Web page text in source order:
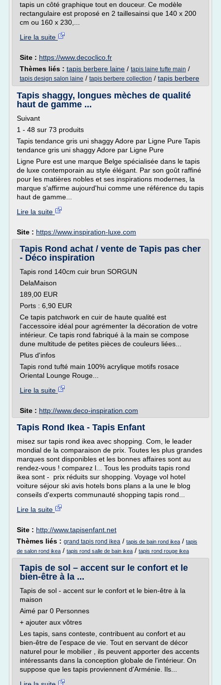
tapis un côté graphique tout en douceur. Ce modèle
rectangulaire est proposé en 2 taillesainsi que 140 x 200
cm ou 160 x 230,...
Lire la suite
Site : https://www.decoclico.fr
Thèmes liés : tapis berbere laine / tapis laine tufte main /
tapis design salon laine / tapis berbere collection / tapis berbere
Tapis shaggy, longues mèches de qualité
haut de gamme ...
Suivant
1 - 48 sur 73 produits
Tapis tendance gris uni shaggy Adore par Ligne Pure Tapis
tendance gris uni shaggy Adore par Ligne Pure
Ligne Pure est une marque Belge spécialisée dans le tapis
de luxe contemporain au style élégant. Par son goût raffiné
pour les matières nobles et ses inspirations modernes, la
marque s'affirme aujourd'hui comme une référence du tapis
haut de gamme...
Lire la suite
Site : https://www.inspiration-luxe.com
Tapis Rond achat / vente de Tapis pas cher
- Déco inspiration
Tapis rond 140cm cuir brun SORGUN
DelaMaison
189,00 EUR
Ports : 6,90 EUR
Ce tapis patchwork en cuir de haute qualité est
l'accessoire idéal pour agrémenter la décoration de votre
intérieur. Ce tapis rond fabriqué à la main se compose
dune multitude de petites pièces de couleurs liées...
Plus d'infos
Tapis rond tufté main 100% acrylique motifs rosace
Oriental Lounge Rouge...
Lire la suite
Site : http://www.deco-inspiration.com
Tapis Rond Ikea - Tapis Enfant
misez sur tapis rond ikea avec shopping. Com, le leader
mondial de la comparaison de prix. Toutes les plus grandes
marques sont disponibles et les bonnes affaires sont au
rendez-vous ! comparez l... Tous les produits tapis rond
ikea sont - prix réduits sur shopping. Voyage vol hotel
voiture séjour ski avis hotels bons plans a la une le blog
conseils d'experts communauté shopping tapis rond...
Lire la suite
Site : http://www.tapisenfant.net
Thèmes liés : grand tapis rond ikea / tapis de bain rond ikea / tapis
de salon rond ikea / tapis rond salle de bain ikea / tapis rond rouge ikea
Tapis de sol – accent sur le confort et le
bien-être à la ...
Tapis de sol - accent sur le confort et le bien-être à la
maison
Aimé par 0 Personnes
+ ajouter aux vôtres
Les tapis, sans conteste, contribuent au confort et au
bien-être de l'espace de vie. Tout en servant de décor
naturel pour le mobilier , ils peuvent apporter des accents
intéressants dans la conception globale de l'intérieur. On
suppose que les tapis proviennent d'Arménie. Ils...